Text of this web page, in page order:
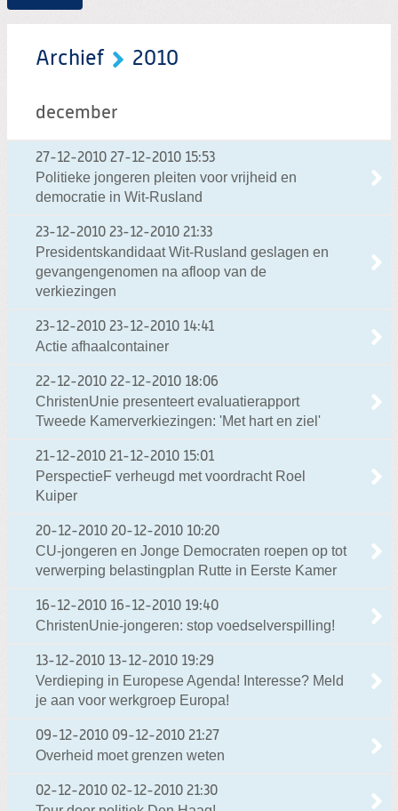
Archief 2010
december
27-12-2010 27-12-2010 15:53
Politieke jongeren pleiten voor vrijheid en
democratie in Wit-Rusland
23-12-2010 23-12-2010 21:33
Presidentskandidaat Wit-Rusland geslagen en
gevangengenomen na afloop van de
verkiezingen
23-12-2010 23-12-2010 14:41
Actie afhaalcontainer
22-12-2010 22-12-2010 18:06
ChristenUnie presenteert evaluatierapport
Tweede Kamerverkiezingen: 'Met hart en ziel'
21-12-2010 21-12-2010 15:01
PerspectieF verheugd met voordracht Roel
Kuiper
20-12-2010 20-12-2010 10:20
CU-jongeren en Jonge Democraten roepen op tot
verwerping belastingplan Rutte in Eerste Kamer
16-12-2010 16-12-2010 19:40
ChristenUnie-jongeren: stop voedselverspilling!
13-12-2010 13-12-2010 19:29
Verdieping in Europese Agenda! Interesse? Meld
je aan voor werkgroep Europa!
09-12-2010 09-12-2010 21:27
Overheid moet grenzen weten
02-12-2010 02-12-2010 21:30